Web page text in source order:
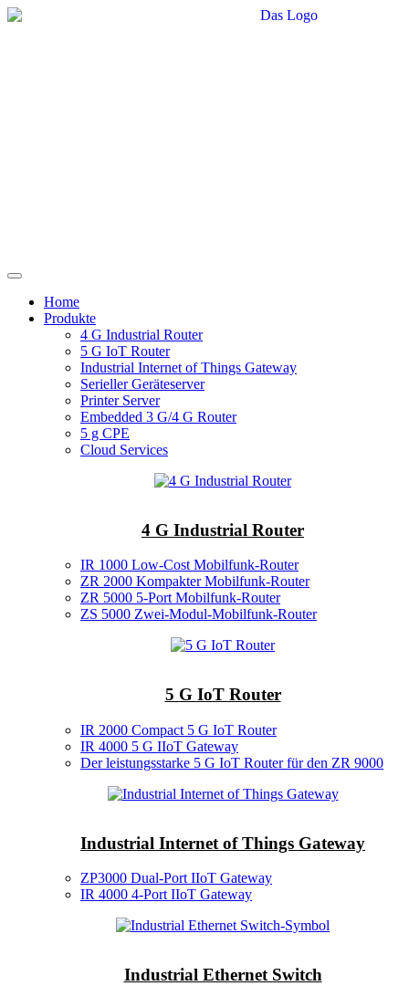
Home
Produkte
4 G Industrial Router
5 G IoT Router
Industrial Internet of Things Gateway
Serieller Geräteserver
Printer Server
Embedded 3 G/4 G Router
5 g CPE
Cloud Services
4 G Industrial Router
IR 1000 Low-Cost Mobilfunk-Router
ZR 2000 Kompakter Mobilfunk-Router
ZR 5000 5-Port Mobilfunk-Router
ZS 5000 Zwei-Modul-Mobilfunk-Router
5 G IoT Router
IR 2000 Compact 5 G IoT Router
IR 4000 5 G IIoT Gateway
Der leistungsstarke 5 G IoT Router für den ZR 9000
Industrial Internet of Things Gateway
ZP3000 Dual-Port IIoT Gateway
IR 4000 4-Port IIoT Gateway
Industrial Ethernet Switch